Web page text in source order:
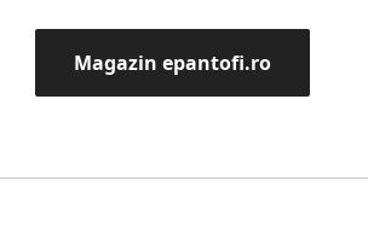
Magazin epantofi.ro